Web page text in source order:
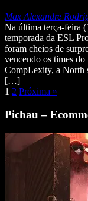
Max Alexandre
Na última terça-feira
temporada da ESL
foram cheios de
vencendo os times
CompLexity, a North
[…]
1 2 Próxima »
Pichau –